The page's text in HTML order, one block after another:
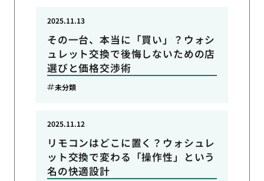
その一台、本当に「買い」？ウォシ
ュレット交換で後悔しないための店
選びと価格交渉術
2025.11.13
未分類
リモコンはどこに置く？ウォシュレ
ット交換で変わる「操作性」という
名の快適設計
2025.11.12